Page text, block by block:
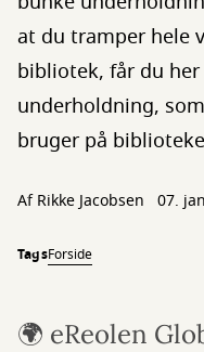
at du tramper hele
bibliotek, får du
underholdning,
bruger på
AfRikke Jacobsen 07.
TagsForside
🌍 eReolen